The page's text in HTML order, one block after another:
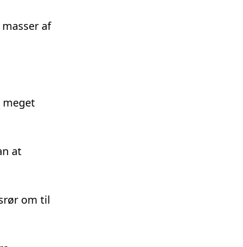
af
meget
at
om til